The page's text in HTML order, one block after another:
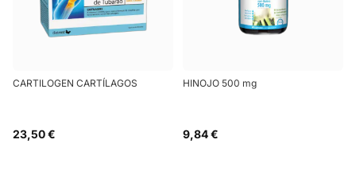
CARTILOGEN CARTÍLAGOS
23,50 €
HINOJO 500 mg
9,84 €